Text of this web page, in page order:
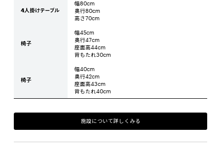
4人掛けテーブル
幅80cm
奥行80cm
高さ70cm
椅子
幅45cm
奥行47cm
座面高44cm
背もたれ30cm
椅子
幅40cm
奥行42cm
座面高43cm
背もたれ40cm
施設について詳しくみる